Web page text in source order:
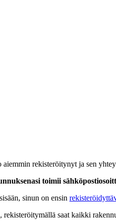
aiemmin rekisteröitynyt ja sen
toimii
sinun on ensin
rekisteröitymällä saat kaikki